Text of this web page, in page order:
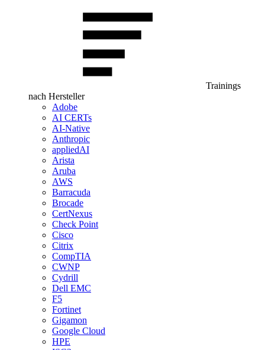
Trainings
nach Hersteller
Adobe
AI CERTs
AI-Native
Anthropic
appliedAI
Arista
Aruba
AWS
Barracuda
Brocade
CertNexus
Check Point
Cisco
Citrix
CompTIA
CWNP
Cydrill
Dell EMC
F5
Fortinet
Gigamon
Google Cloud
HPE